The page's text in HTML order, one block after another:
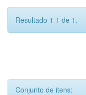
Resultado 1-1 de 1.
Conjunto de itens: